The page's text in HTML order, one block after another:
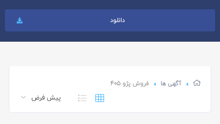
دانلود
آگهی ها فروش پژو 405